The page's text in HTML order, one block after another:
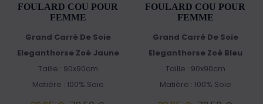
FOULARD COU POUR
FEMME
Grand Carré De Soie
Eleganthorse Zoé Jaune
Taille : 90x90cm
Matière : 100% Soie
FOULARD COU POUR
FEMME
Grand Carré De Soie
Eleganthorse Zoé Bleu
Taille : 90x90cm
Matière : 100% Soie